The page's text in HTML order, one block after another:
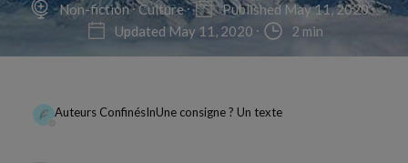
Non-fiction Culture
Published May 11, 2020
Updated May 11, 2020
2 min
Auteurs ConfinésInUne consigne ? Un texte